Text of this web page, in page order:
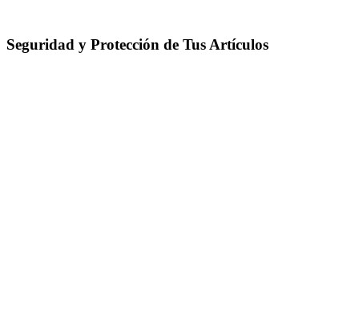
Seguridad y Protección de Tus Artículos